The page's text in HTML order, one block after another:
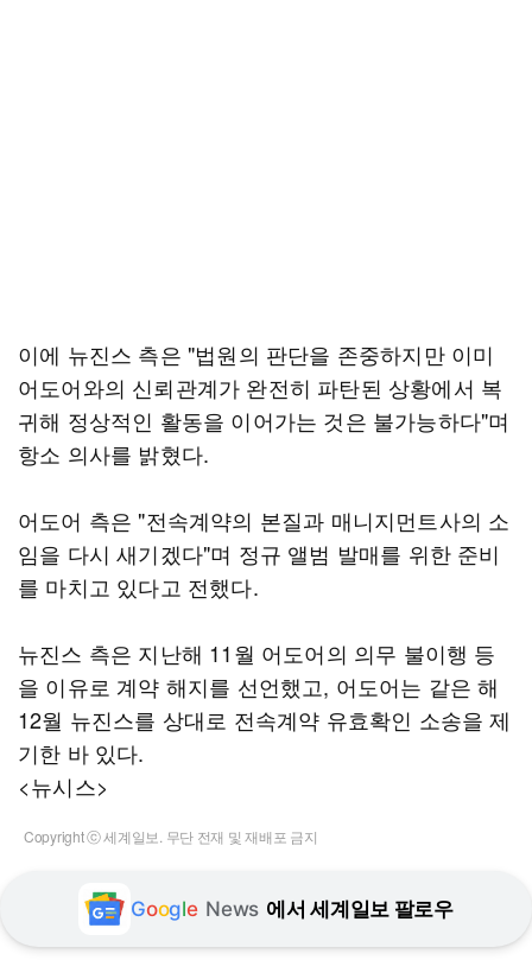
이에 뉴진스 측은 "법원의 판단을 존중하지만 이미
어도어와의 신뢰관계가 완전히 파탄된 상황에서 복
귀해 정상적인 활동을 이어가는 것은 불가능하다"며
항소 의사를 밝혔다.
어도어 측은 "전속계약의 본질과 매니지먼트사의 소
임을 다시 새기겠다"며 정규 앨범 발매를 위한 준비
를 마치고 있다고 전했다.
뉴진스 측은 지난해 11월 어도어의 의무 불이행 등
을 이유로 계약 해지를 선언했고, 어도어는 같은 해
12월 뉴진스를 상대로 전속계약 유효확인 소송을 제
기한 바 있다.
<뉴시스>
Copyright ⓒ 세계일보. 무단 전재 및 재배포 금지
Google News 에서 세계일보 팔로우